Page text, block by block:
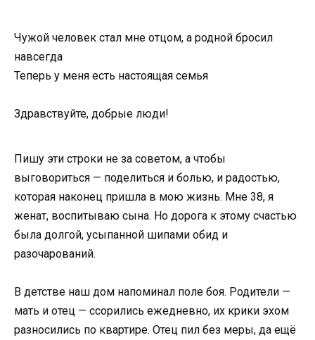
Чужой человек стал мне отцом, а родной бросил
навсегда
Теперь у меня есть настоящая семья
Здравствуйте, добрые люди!
Пишу эти строки не за советом, а чтобы
выговориться — поделиться и болью, и радостью,
которая наконец пришла в мою жизнь. Мне 38, я
женат, воспитываю сына. Но дорога к этому счастью
была долгой, усыпанной шипами обид и
разочарований.
В детстве наш дом напоминал поле боя. Родители —
мать и отец — ссорились ежедневно, их крики эхом
разносились по квартире. Отец пил без меры, да ещё